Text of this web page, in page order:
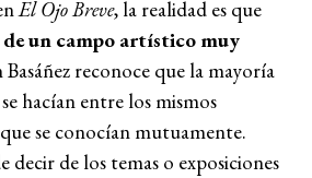
El Ojo Breve, la realidad es que
un campo artístico muy
reconoce que la mayoría
hacían entre los mismos
se conocían mutuamente.
decir de los temas o exposiciones